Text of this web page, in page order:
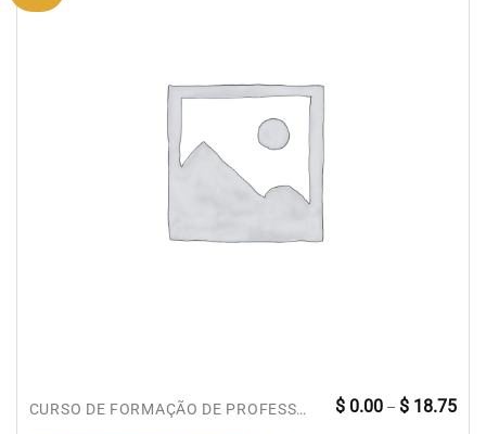
CURSO DE FORMAÇÃO DE PROFESSORES $ 0.00 – $ 18.75de
Este